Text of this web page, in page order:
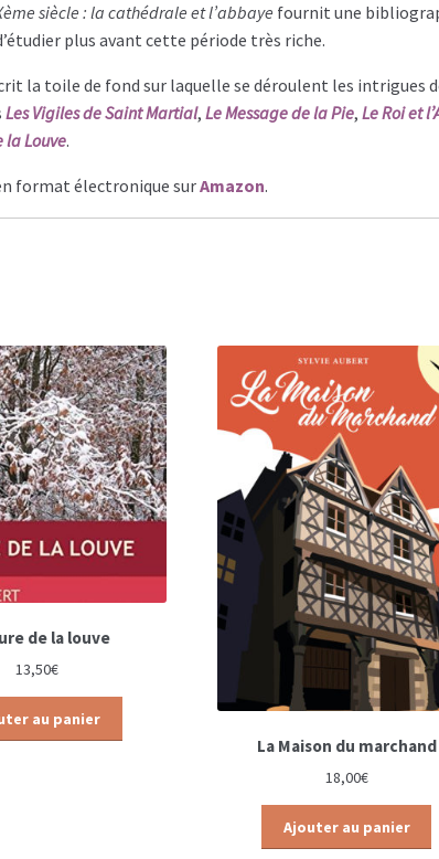
siècle : la cathédrale et l’abbaye fournit une
plus avant cette période très riche.
la toile de fond sur laquelle se déroulent les intrigues
Les Vigiles de Saint Martial,Le Message de la Pie,Le Roi et
la Louve.
format électronique surAmazon.
de la louve
13,50€
au panier
La Maison du marchand
18,00€
Ajouter au panier